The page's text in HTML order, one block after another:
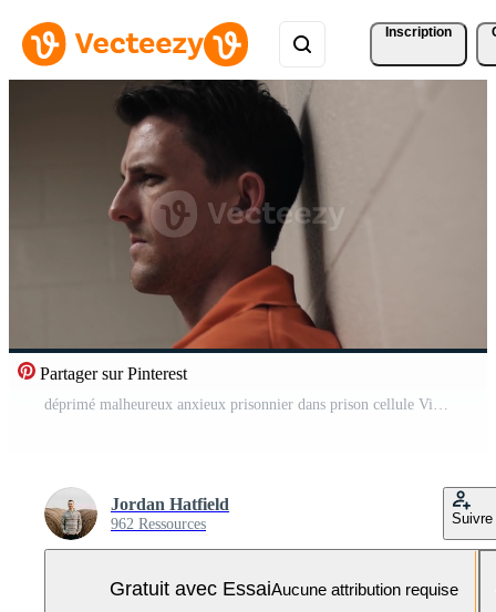
Inscription
Partager sur Pinterest
déprimé malheureux anxieux prisonnier dans prison cellule Vidéo Pro
Jordan Hatfield
962 Ressources Suivre
Gratuit avec EssaiAucune attribution requise